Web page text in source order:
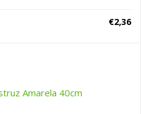
€2,36